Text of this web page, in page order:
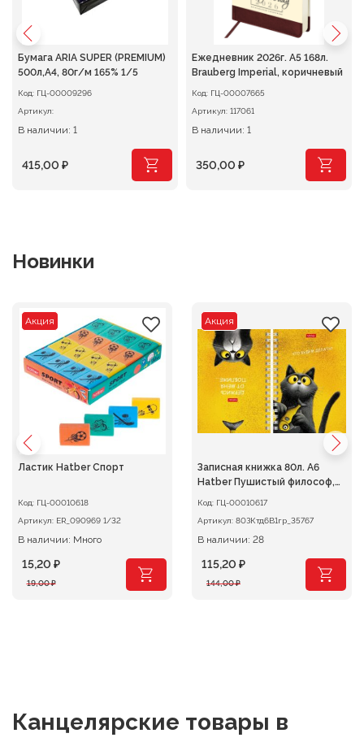
Бумага ARIA SUPER (PREMIUM)
500л,A4, 80г/м 165% 1/5
Код: ГЦ-00009296
Артикул:
В наличии: 1
415,00 ₽
Ежедневник 2026г. А5 168л.
Brauberg Imperial, коричневый
Код: ГЦ-00007665
Артикул: 117061
В наличии: 1
350,00 ₽
Новинки
Акция
Ластик Hatber Спорт
Код: ГЦ-00010618
Артикул:
ER_090969 1/32
В наличии: Много
19,00₽
Первоначальная
15,20 ₽
Текущая
Акция
Записная книжка 80л. А6
Hatber Пушистый философ,
клетка на гребне
Код: ГЦ-00010617
Артикул: 80ЗКтд6В1гр_35767
В наличии: 28
144,00₽
Первоначальная
115,20 ₽
Текущая
Канцелярские товары в